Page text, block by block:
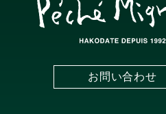
お問い合わせ